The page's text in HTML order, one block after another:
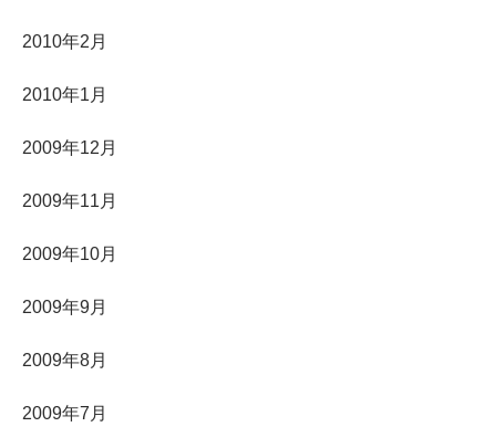
2010年2月
2010年1月
2009年12月
2009年11月
2009年10月
2009年9月
2009年8月
2009年7月